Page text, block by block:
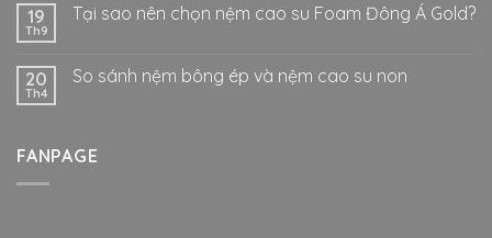
19
Th9
Tại sao nên chọn nệm cao su Foam Đông Á Gold?
20
Th4
So sánh nệm bông ép và nệm cao su non
FANPAGE